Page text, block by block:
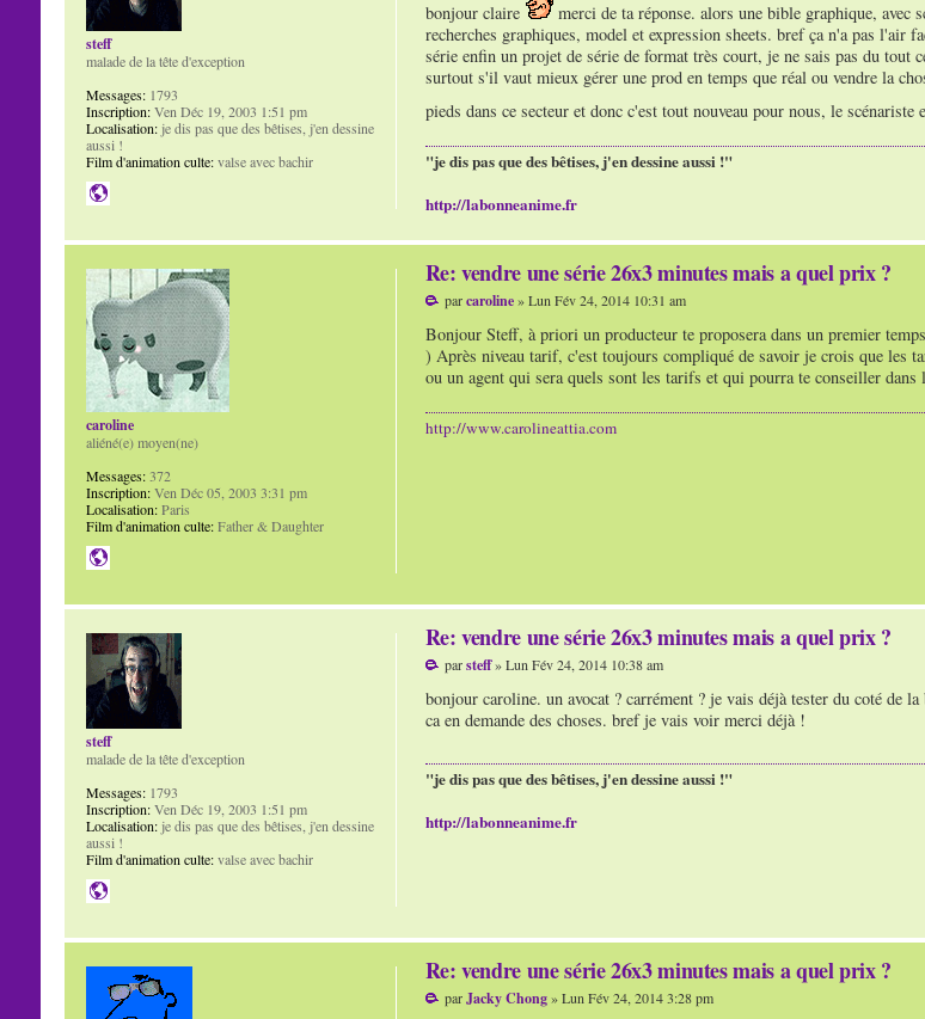
bonjour claire
merci de ta réponse. alors une bible graphique, avec
recherches graphiques, model et expression sheets. bref ça n'a pas l'air
série enfin un projet de série de format très court, je ne sais pas du tout
surtout s'il vaut mieux gérer une prod en temps que réal ou vendre la
pieds dans ce secteur et donc c'est tout nouveau pour nous, le scénariste
"je dis pas que des bêtises, j'en dessine aussi !"
http://labonneanime.fr
steff
malade de la tête d'exception
Messages:1793
Inscription:Ven Déc 19, 2003 1:51 pm
Localisation:je dis pas que des bêtises, j'en dessine
aussi !
Film d'animation culte:valse avec bachir
Re: vendre une série 26x3 minutes mais a quel prix ?
parcaroline» Lun Fév 24, 2014 10:31 am
Bonjour Steff, à priori un producteur te proposera dans un premier
) Après niveau tarif, c'est toujours compliqué de savoir je crois que les
ou un agent qui sera quels sont les tarifs et qui pourra te conseiller dans
http://www.carolineattia.com
caroline
aliéné(e) moyen(ne)
Messages:372
Inscription:Ven Déc 05, 2003 3:31 pm
Localisation:Paris
Film d'animation culte:Father & Daughter
Re: vendre une série 26x3 minutes mais a quel prix ?
parsteff» Lun Fév 24, 2014 10:38 am
bonjour caroline. un avocat ? carrément ? je vais déjà tester du coté de
ca en demande des choses. bref je vais voir merci déjà !
"je dis pas que des bêtises, j'en dessine aussi !"
http://labonneanime.fr
steff
malade de la tête d'exception
Messages:1793
Inscription:Ven Déc 19, 2003 1:51 pm
Localisation:je dis pas que des bêtises, j'en dessine
aussi !
Film d'animation culte:valse avec bachir
Re: vendre une série 26x3 minutes mais a quel prix ?
parJacky Chong» Lun Fév 24, 2014 3:28 pm